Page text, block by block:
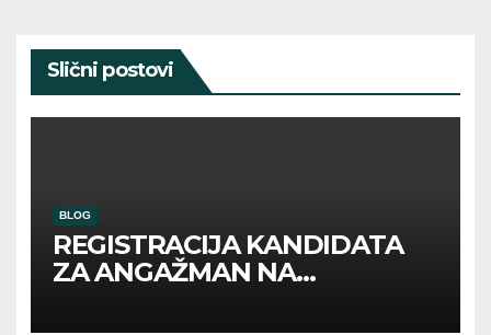
Slični postovi
BLOG
REGISTRACIJA KANDIDATA
ZA ANGAŽMAN NA